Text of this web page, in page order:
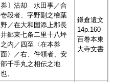
券〕沽却 水田事／合
壱段者、字野副之檜葉
野／在大和国添上郡長
井郷東七条二里十八坪
之内／四至〈在本券
面〉／右、件領者、安
部千手丸之相伝之地
也、
鎌倉遺文
14p.160
百巻本東
大寺文書